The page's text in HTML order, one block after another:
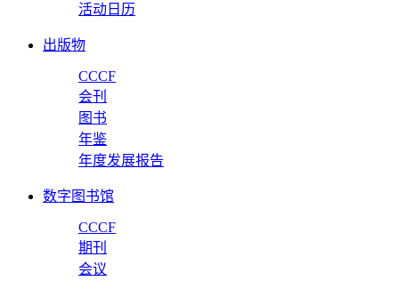
活动日历
出版物
CCCF
会刊
图书
年鉴
年度发展报告
数字图书馆
CCCF
期刊
会议